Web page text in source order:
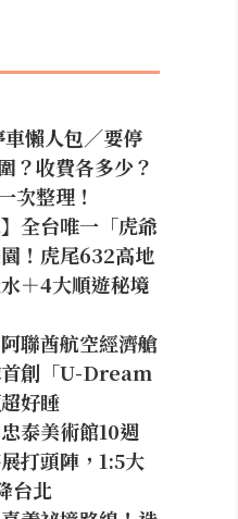
懶人包／要停
？收費各多少？
次整理！
全台唯一「虎爺
！虎尾632高地
＋4大順遊秘境
聯酋航空經濟艙
創「U-Dream
好睡
泰美術館10週
打頭陣，1:5大
台北